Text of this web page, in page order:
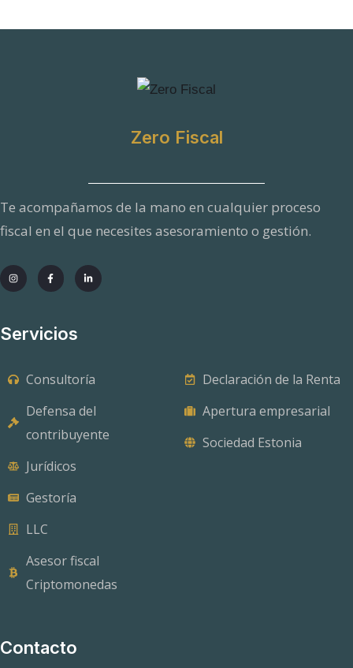
Zero Fiscal
Te acompañamos de la mano en cualquier proceso
fiscal en el que necesites asesoramiento o gestión.
Servicios
Consultoría
Defensa del
contribuyente
Jurídicos
Gestoría
LLC
Asesor fiscal
Criptomonedas
Declaración de la Renta
Apertura empresarial
Sociedad Estonia
Contacto